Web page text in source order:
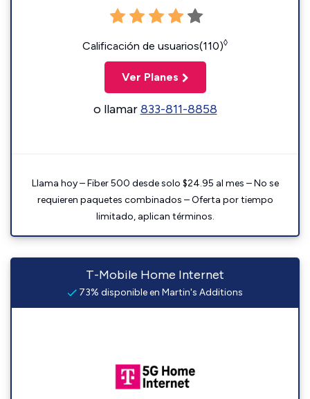
Calificación de usuarios(110)◊
Ver Planes
o llamar833-811-8858
Llama hoy – Fiber 500 desde solo $24.95 al mes – No se
requieren paquetes combinados – Oferta por tiempo
limitado, aplican términos.
T-Mobile Home Internet
73% disponible en Martin's Additions